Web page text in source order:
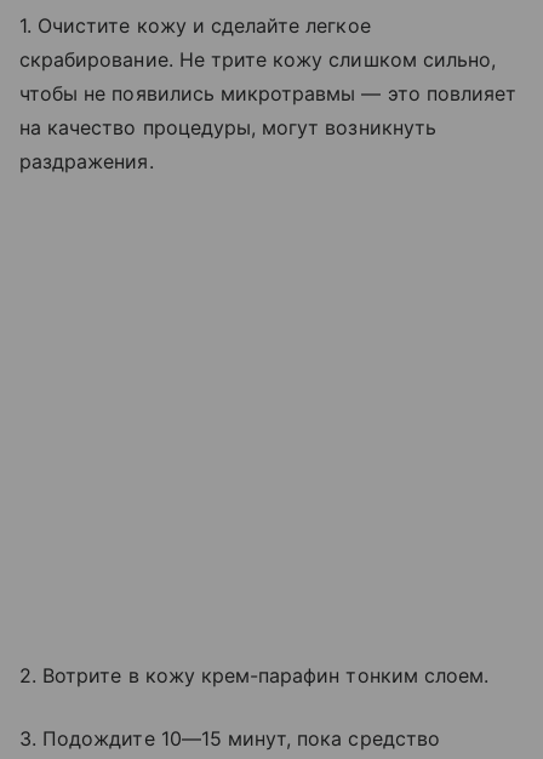
1. Очистите кожу и сделайте легкое
скрабирование. Не трите кожу слишком сильно,
чтобы не появились микротравмы — это повлияет
на качество процедуры, могут возникнуть
раздражения.
2. Вотрите в кожу крем-парафин тонким слоем.
3. Подождите 10—15 минут, пока средство